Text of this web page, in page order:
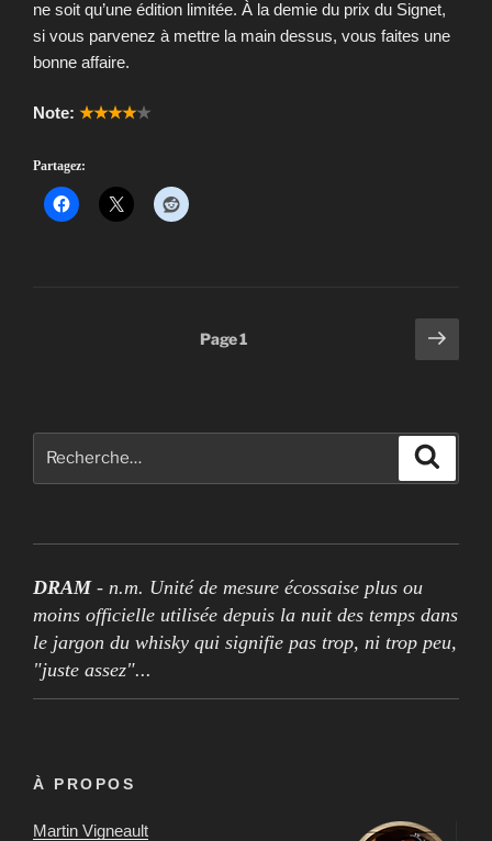
ne soit qu’une édition limitée. À la demie du prix du Signet,
si vous parvenez à mettre la main dessus, vous faites une
bonne affaire.
Note: ★★★★★
Partagez:
Page1
Page
DRAM- n.m. Unité de mesure écossaise plus ou
moins officielle utilisée depuis la nuit des temps dans
le jargon du whisky qui signifie pas trop, ni trop peu,
"juste assez"...
À PROPOS
Martin Vigneault